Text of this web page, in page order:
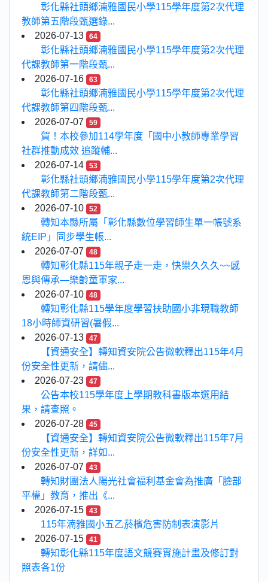
彰化縣社頭鄉湳雅國民小學115學年度第2次代理
教師第五階段甄選錄...
2026-07-13
64
彰化縣社頭鄉湳雅國民小學115學年度第2次代理
代課教師第一階段甄...
2026-07-16
63
彰化縣社頭鄉湳雅國民小學115學年度第2次代理
代課教師第四階段甄...
2026-07-07
59
賀！本校參加114學年度「國中小教師專業學習
社群推動成效 追蹤輔...
2026-07-14
53
彰化縣社頭鄉湳雅國民小學115學年度第2次代理
代課教師第二階段甄...
2026-07-10
52
轉知本縣所屬「彰化縣數位學習師生單一帳號系
統EIP」同步學生帳...
2026-07-07
48
轉知彰化縣115年親子走一走，快樂久久久~~感
恩與傳承—樂齡童軍家...
2026-07-10
48
轉知彰化縣115學年度學習扶助國小非現職教師
18小時師資研習(暑假...
2026-07-13
47
【資通安全】轉知資安院公告微軟釋出115年4月
份安全性更新，請儘...
2026-07-23
47
公告本校115學年度上學期教科書版本選用結
果，請查照。
2026-07-28
45
【資通安全】轉知資安院公告微軟釋出115年7月
份安全性更新，詳如...
2026-07-07
43
轉知財團法人陽光社會福利基金會為推廣「臉部
平權」教育，推出《...
2026-07-15
43
115年湳雅國小五乙菸檳危害防制表演影片
2026-07-15
41
轉知彰化縣115年度語文競賽實施計畫及修訂對
照表各1份